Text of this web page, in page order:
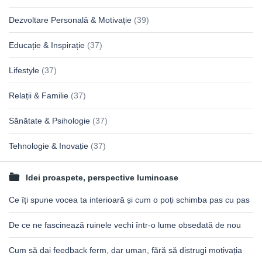
Dezvoltare Personală & Motivație (39)
Educație & Inspirație (37)
Lifestyle (37)
Relații & Familie (37)
Sănătate & Psihologie (37)
Tehnologie & Inovație (37)
Idei proaspete, perspective luminoase
Ce îți spune vocea ta interioară și cum o poți schimba pas cu pas
De ce ne fascinează ruinele vechi într-o lume obsedată de nou
Cum să dai feedback ferm, dar uman, fără să distrugi motivația